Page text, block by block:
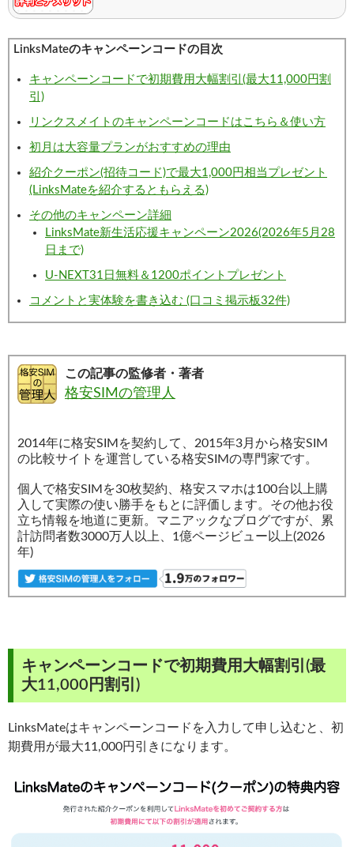
LinksMateのキャンペーンコードの目次
キャンペーンコードで初期費用大幅割引(最大11,000円割
引)
リンクスメイトのキャンペーンコードはこちら＆使い方
初月は大容量プランがおすすめの理由
紹介クーポン(招待コード)で最大1,000円相当プレゼント
(LinksMateを紹介するともらえる)
その他のキャンペーン詳細
LinksMate新生活応援キャンペーン2026(2026年5月28
日まで)
U-NEXT31日無料＆1200ポイントプレゼント
コメントと実体験を書き込む (口コミ掲示板32件)
この記事の監修者・著者
格安SIMの管理人
2014年に格安SIMを契約して、2015年3月から格安SIM
の比較サイトを運営している格安SIMの専門家です。
個人で格安SIMを30枚契約、格安スマホは100台以上購
入して実際の使い勝手をもとに評価します。その他お役
立ち情報を地道に更新。マニアックなブログですが、累
計訪問者数3000万人以上、1億ページビュー以上(2026
年)
キャンペーンコードで初期費用大幅割引(最
大11,000円割引)
LinksMateはキャンペーンコードを入力して申し込むと、初
期費用が最大11,000円引きになります。